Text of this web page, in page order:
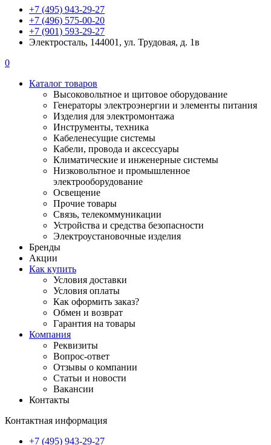
+7 (495) 943-29-27
+7 (496) 575-00-20
+7 (901) 593-29-27
Электросталь, 144001, ул. Трудовая, д. 1в
0
Каталог товаров
Высоковольтное и щитовое оборудование
Генераторы электроэнергии и элементы питания
Изделия для электромонтажа
Инструменты, техника
Кабеленесущие системы
Кабели, провода и аксессуары
Климатические и инженерные системы
Низковольтное и промышленное
электрооборудование
Освещение
Прочие товары
Связь, телекоммуникации
Устройства и средства безопасности
Электроустановочные изделия
Бренды
Акции
Как купить
Условия доставки
Условия оплаты
Как оформить заказ?
Обмен и возврат
Гарантия на товары
Компания
Реквизиты
Вопрос-ответ
Отзывы о компании
Статьи и новости
Вакансии
Контакты
Контактная информация
+7 (495) 943-29-27